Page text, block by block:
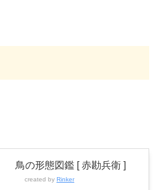
鳥の形態図鑑 [ 赤勘兵衛 ]
created by Rinker